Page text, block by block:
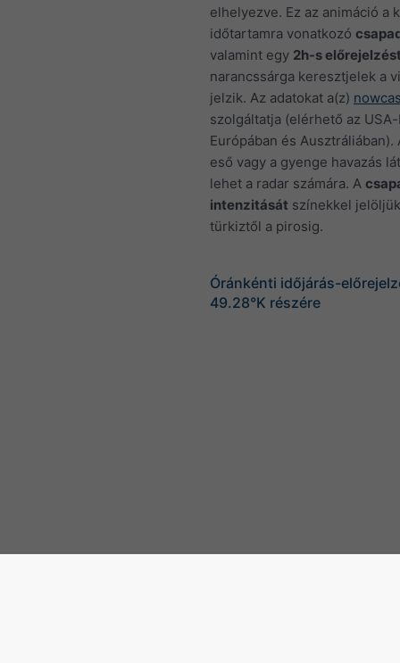
elhelyezve. Ez az animáció a
időtartamra vonatkozó
valamint egy 2h-s
narancssárga keresztjelek a
jelzik. Az adatokat a(z)
szolgáltatja (elérhető az
Európában és Ausztráliában).
eső vagy a gyenge havazás
lehet a radar számára. A
intenzitását színekkel
türkiztől a pirosig.
Óránkénti időjárás-
49.28°K részére